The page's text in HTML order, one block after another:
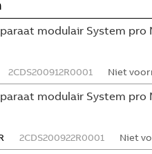
modulair System
2CDS200912R0001 Niet
modulair System
2CDS200922R0001 Niet